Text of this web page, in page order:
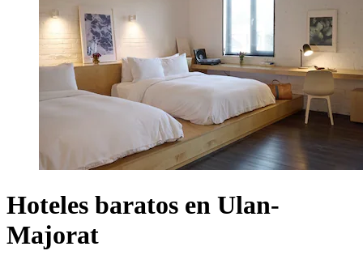
Hoteles baratos en Ulan-
Majorat